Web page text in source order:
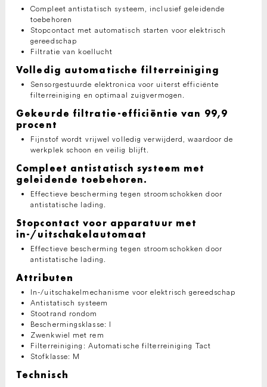
Compleet antistatisch systeem, inclusief geleidende
toebehoren
Stopcontact met automatisch starten voor elektrisch
gereedschap
Filtratie van koellucht
Volledig automatische filterreiniging
Sensorgestuurde elektronica voor uiterst efficiënte
filterreiniging en optimaal zuigvermogen.
Gekeurde filtratie-efficiëntie van 99,9
procent
Fijnstof wordt vrijwel volledig verwijderd, waardoor de
werkplek schoon en veilig blijft.
Compleet antistatisch systeem met
geleidende toebehoren.
Effectieve bescherming tegen stroomschokken door
antistatische lading.
Stopcontact voor apparatuur met
in-/uitschakelautomaat
Effectieve bescherming tegen stroomschokken door
antistatische lading.
Attributen
In-/uitschakelmechanisme voor elektrisch gereedschap
Antistatisch systeem
Stootrand rondom
Beschermingsklasse: I
Zwenkwiel met rem
Filterreiniging: Automatische filterreiniging Tact
Stofklasse: M
Technisch